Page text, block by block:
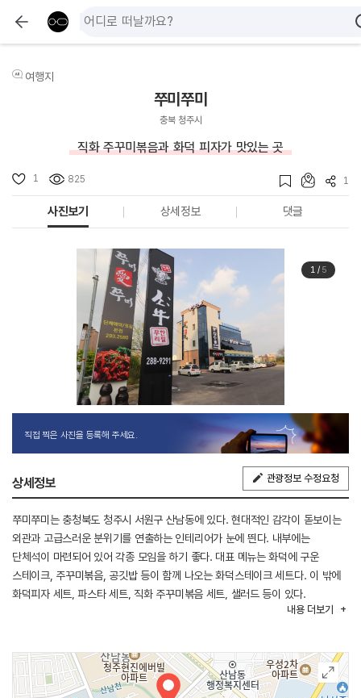
여행지
쭈미쭈미
충북 청주시
직화 주꾸미볶음과 화덕 피자가 맛있는 곳
1 825 1
사진보기 상세정보 댓글
1/ 5
직접 찍은 사진을 등록해 주세요.
상세정보 관광정보 수정요청
쭈미쭈미는 충청북도 청주시 서원구 산남동에 있다. 현대적인 감각이 돋보이는
외관과 고급스러운 분위기를 연출하는 인테리어가 눈에 띈다. 내부에는
단체석이 마련되어 있어 각종 모임을 하기 좋다. 대표 메뉴는 화덕에 구운
스테이크, 주꾸미볶음, 공깃밥 등이 함께 나오는 화덕스테이크 세트다. 이 밖에
화덕피자 세트, 파스타 세트, 직화 주꾸미볶음 세트, 샐러드 등이 있다.
내용 더보기